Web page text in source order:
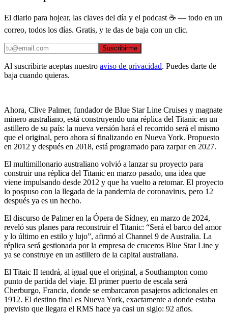
El diario para hojear, las claves del día y el podcast ☕ — todo en un
correo, todos los días. Gratis, y te das de baja con un clic.
Suscribirme
Al suscribirte aceptas nuestro aviso de privacidad. Puedes darte de
baja cuando quieras.
Ahora, Clive Palmer, fundador de Blue Star Line Cruises y magnate
minero australiano, está construyendo una réplica del Titanic en un
astillero de su país: la nueva versión hará el recorrido será el mismo
que el original, pero ahora sí finalizando en Nueva York. Propuesto
en 2012 y después en 2018, está programado para zarpar en 2027.
El multimillonario australiano volvió a lanzar su proyecto para
construir una réplica del Titanic en marzo pasado, una idea que
viene impulsando desde 2012 y que ha vuelto a retomar. El proyecto
lo pospuso con la llegada de la pandemia de coronavirus, pero 12
después ya es un hecho.
El discurso de Palmer en la Ópera de Sídney, en marzo de 2024,
reveló sus planes para reconstruir el Titanic: “Será el barco del amor
y lo último en estilo y lujo”, afirmó al Channel 9 de Australia. La
réplica será gestionada por la empresa de cruceros Blue Star Line y
ya se construye en un astillero de la capital australiana.
El Titaic II tendrá, al igual que el original, a Southampton como
punto de partida del viaje. El primer puerto de escala será
Cherburgo, Francia, donde se embarcaron pasajeros adicionales en
1912. El destino final es Nueva York, exactamente a donde estaba
previsto que llegara el RMS hace ya casi un siglo: 92 años.